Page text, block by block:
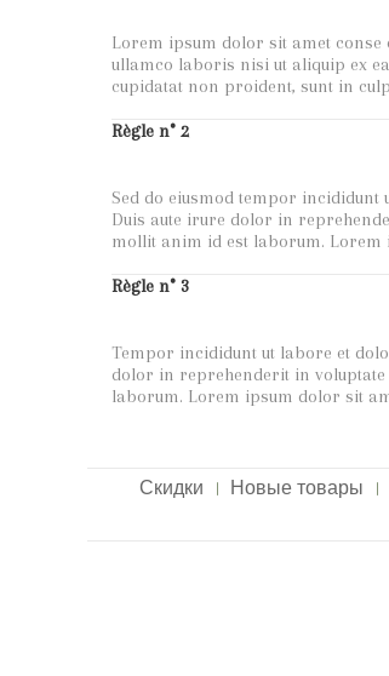
Lorem ipsum dolor sit amet
ullamco laboris nisi ut aliquip ex
cupidatat non proident, sunt in
Règle n° 2
Sed do eiusmod tempor
Duis aute irure dolor in
mollit anim id est laborum. Lorem
Règle n° 3
Tempor incididunt ut labore et
dolor in reprehenderit in
laborum. Lorem ipsum dolor sit
Скидки Новые товары